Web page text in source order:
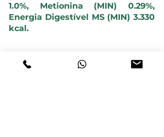
1.0%, Metionina (MIN) 0.29%,
Energia Digestível MS (MIN) 3.330
kcal.
VOLTAR